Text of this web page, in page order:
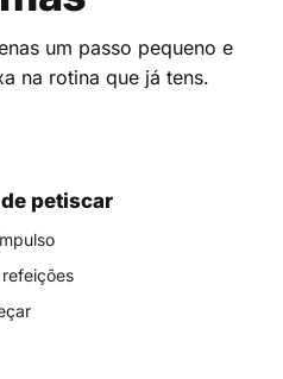
um passo pequeno e
na rotina que já tens.
petiscar